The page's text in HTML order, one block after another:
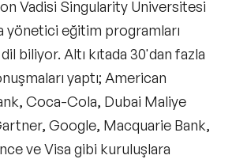
Vadisi Singularity Üniversitesi
yönetici eğitim programları
biliyor. Altı kıtada 30'dan fazla
yaptı; American
Coca-Cola, Dubai Maliye
Google, Macquarie Bank,
ve Visa gibi kuruluşlara
& Trendler Konuşmacıları
Kadın Konuşmacılar
ve Kripto Para Konuşmacıları